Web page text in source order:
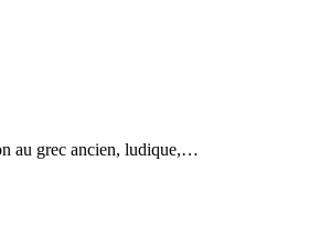
au grec ancien, ludique,…